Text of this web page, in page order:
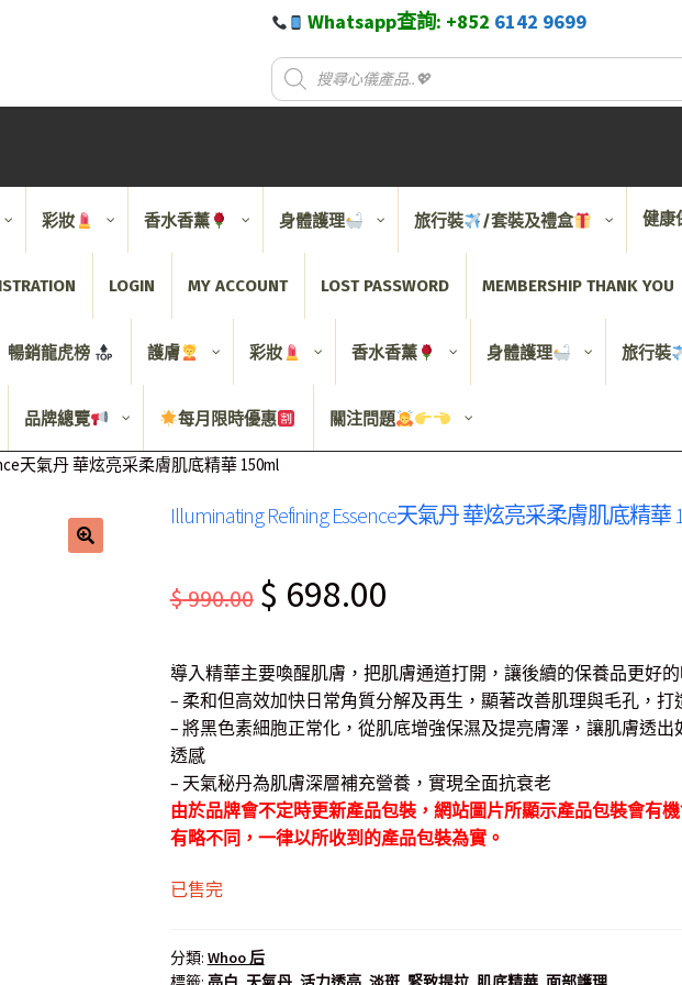
Whatsapp查詢: +852 6142 9699
彩妝 香水香薰 身體護理 旅行裝 /套裝及禮盒 健康
LOGIN MY ACCOUNT LOST PASSWORD MEMBERSHIP THANK YOU
暢銷龍虎榜 護膚 彩妝 香水香薰 身體護理 旅行裝
品牌總覽 每月限時優惠 關注問題
天氣丹 華炫亮采柔膚肌底精華 150ml
Illuminating Refining Essence天氣丹 華炫亮采柔膚肌底精華
$990.00 Original
was:
$ 990.00.
$ 698.00
is:
$ 698.00.
導入精華主要喚醒肌膚，把肌膚通道打開，讓後續的保養品更好
– 柔和但高效加快日常角質分解及再生，顯著改善肌理與毛孔，打
– 將黑色素細胞正常化，從肌底增強保濕及提亮膚澤，讓肌膚透出
透感
– 天氣秘丹為肌膚深層補充營養，實現全面抗衰老
由於品牌會不定時更新產品包裝，網站圖片所顯示產品包裝會有
有略不同，一律以所收到的產品包裝為實。
已售完
分類: Whoo 后